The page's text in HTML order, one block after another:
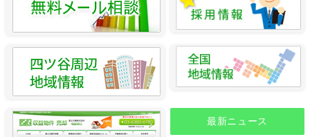
最新ニュース